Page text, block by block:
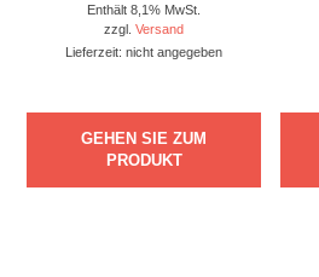
Enthält 8,1% MwSt.
zzgl.Versand
Lieferzeit: nicht angegeben
GEHEN SIE ZUM
PRODUKT